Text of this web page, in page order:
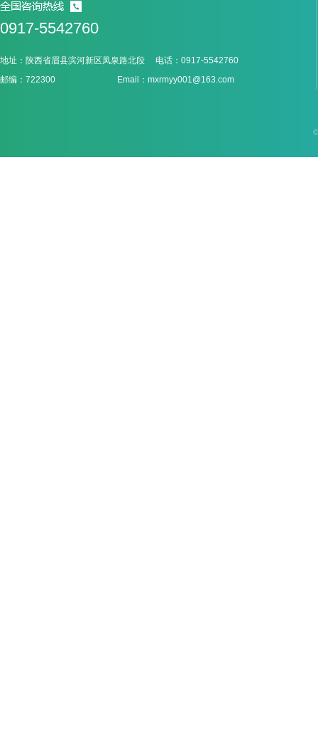
0917-5542760
地址：陕西省眉县滨河新区凤泉路北段 电话：0917-5542760
邮编：722300 Email：mxrmyy001@163.com